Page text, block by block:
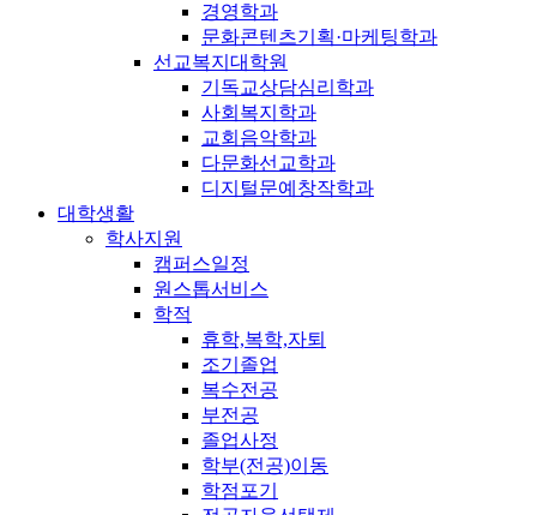
경영학과
문화콘텐츠기획·마케팅학과
선교복지대학원
기독교상담심리학과
사회복지학과
교회음악학과
다문화선교학과
디지털문예창작학과
대학생활
학사지원
캠퍼스일정
원스톱서비스
학적
휴학,복학,자퇴
조기졸업
복수전공
부전공
졸업사정
학부(전공)이동
학점포기